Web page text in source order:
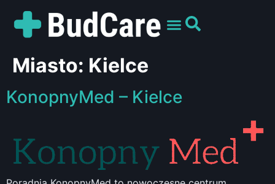
Miasto: Kielce
KonopnyMed – Kielce